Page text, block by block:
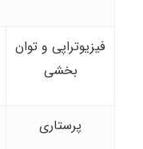
فیزیوتراپی و توان
بخشی
پرستاری